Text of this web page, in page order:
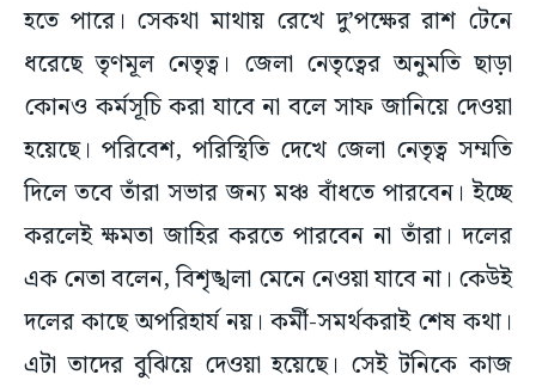
হতে পারে। সেকথা মাথায় রেখে দু’পক্ষের রাশ টেনে
ধরেছে তৃণমূল নেতৃত্ব। জেলা নেতৃত্বের অনুমতি ছাড়া
কোনও কর্মসূচি করা যাবে না বলে সাফ জানিয়ে দেওয়া
হয়েছে। পরিবেশ, পরিস্থিতি দেখে জেলা নেতৃত্ব সম্মতি
দিলে তবে তাঁরা সভার জন্য মঞ্চ বাঁধতে পারবেন। ইচ্ছে
করলেই ক্ষমতা জাহির করতে পারবেন না তাঁরা। দলের
এক নেতা বলেন, বিশৃঙ্খলা মেনে নেওয়া যাবে না। কেউই
দলের কাছে অপরিহার্য নয়। কর্মী-সমর্থকরাই শেষ কথা।
এটা তাদের বুঝিয়ে দেওয়া হয়েছে। সেই টনিকে কাজ